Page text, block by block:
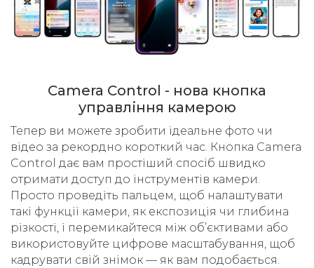
Camera Control - нова кнопка
управління камерою
Тепер ви можете зробити ідеальне фото чи
відео за рекордно короткий час. Кнопка Camera
Control дає вам простіший спосіб швидко
отримати доступ до інструментів камери.
Просто проведіть пальцем, щоб налаштувати
такі функції камери, як експозиція чи глибина
різкості, і перемикайтеся між об’єктивами або
використовуйте цифрове масштабування, щоб
кадрувати свій знімок — як вам подобається.